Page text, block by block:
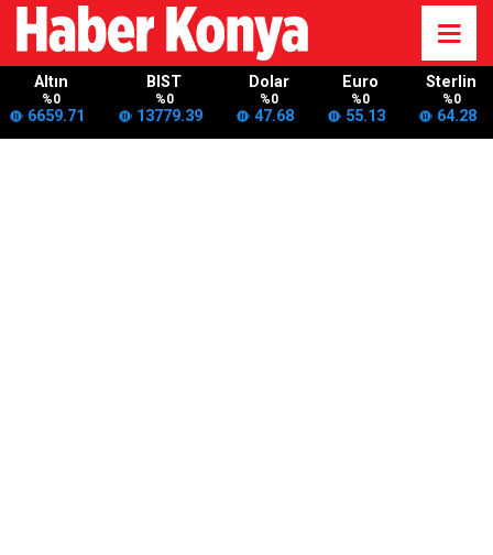
Altın
%0
6659.71
BIST
%0
13779.39
Dolar
%0
47.68
Euro
%0
55.13
Sterlin
%0
64.28